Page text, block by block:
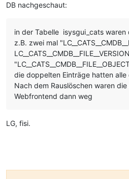
DB nachgeschaut:
in der Tabelle isysgui_cats
z.B. zwei mal
die doppelten Einträge hatten alle
Nach dem Rauslöschen waren
Webfrontend dann weg
LG, fisi.